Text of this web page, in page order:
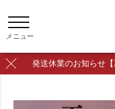
発送休業のお知らせ